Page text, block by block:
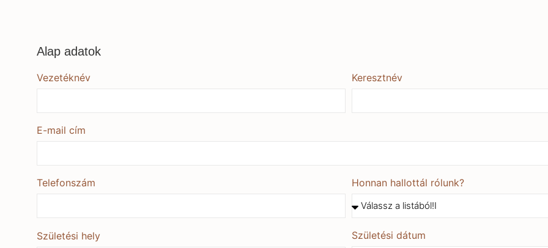
Alap adatok
Vezetéknév Keresztnév
E-mail cím
Telefonszám Honnan hallottál rólunk?
Születési hely Születési dátum